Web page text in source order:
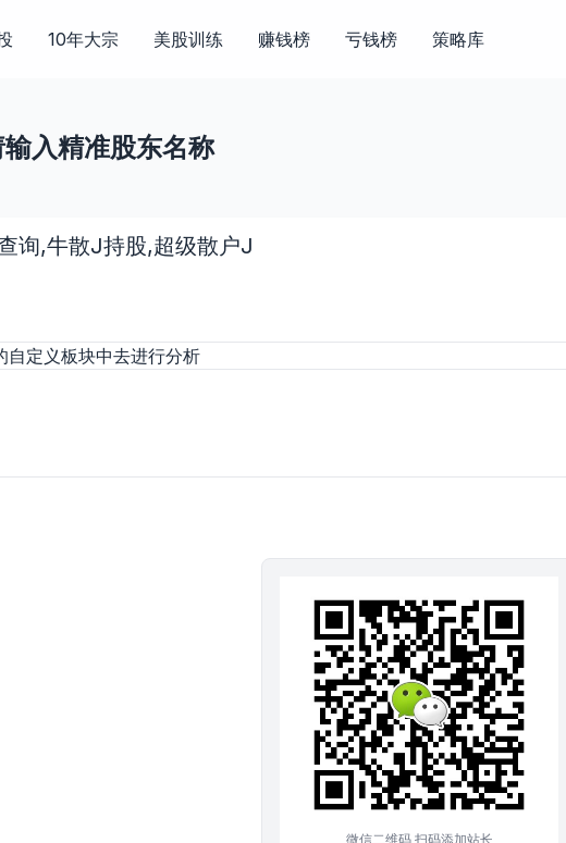
10年大宗 美股训练 赚钱榜 亏钱榜 策略库
入精准股东名称
询,牛散J持股,超级散户J
定义板块中去进行分析
微信二维码 扫码添加站长